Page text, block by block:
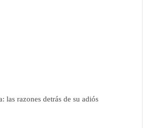
las razones detrás de su adiós